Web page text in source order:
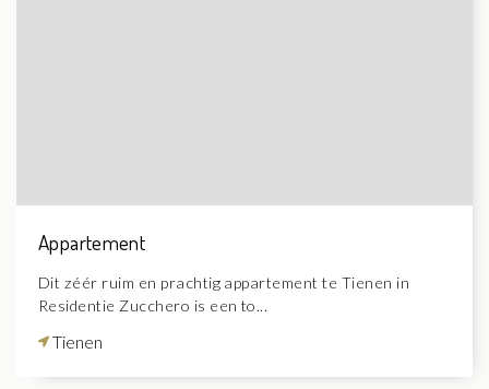
Appartement
Dit zéér ruim en prachtig appartement te Tienen in
Residentie Zucchero is een to...
Tienen